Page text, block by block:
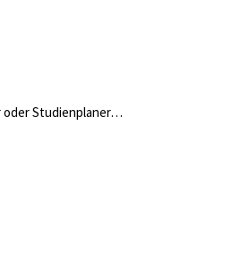
oder Studienplaner…